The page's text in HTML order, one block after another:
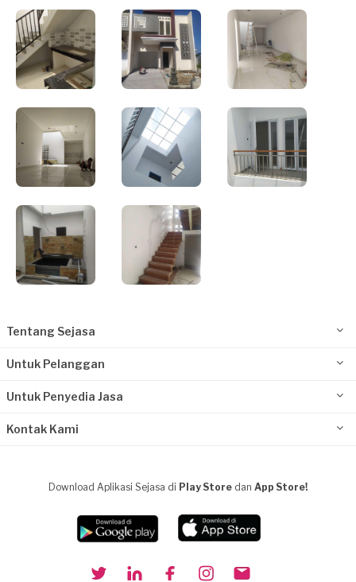
Tentang Sejasa
Untuk Pelanggan
Untuk Penyedia Jasa
Kontak Kami
Download Aplikasi Sejasa di Play Store dan App Store!